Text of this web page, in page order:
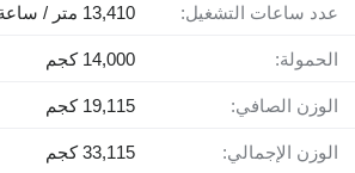
عدد ساعات التشغيل: 13,410 متر / ساعة
الحمولة: 14,000 كجم
الوزن الصافي: 19,115 كجم
الوزن الإجمالي: 33,115 كجم